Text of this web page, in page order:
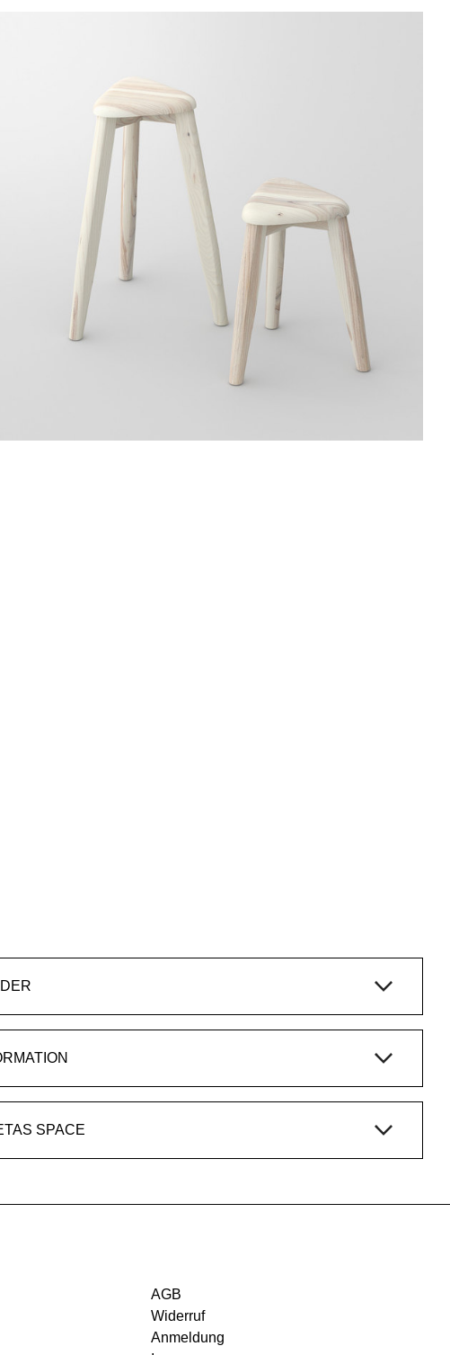
SPACE
AGB
Widerruf
Anmeldung